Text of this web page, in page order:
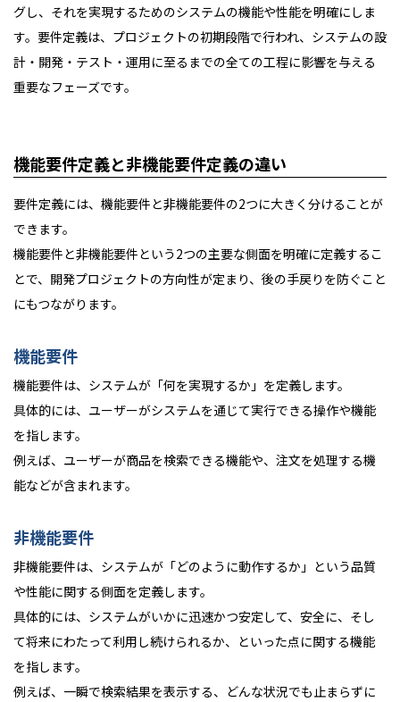
グし、それを実現するためのシステムの機能や性能を明確にしま
す。要件定義は、プロジェクトの初期段階で行われ、システムの設
計・開発・テスト・運用に至るまでの全ての工程に影響を与える
重要なフェーズです。
機能要件定義と非機能要件定義の違い
要件定義には、機能要件と非機能要件の2つに大きく分けることが
できます。
機能要件と非機能要件という2つの主要な側面を明確に定義するこ
とで、開発プロジェクトの方向性が定まり、後の手戻りを防ぐこと
にもつながります。
機能要件
機能要件は、システムが「何を実現するか」を定義します。
具体的には、ユーザーがシステムを通じて実行できる操作や機能
を指します。
例えば、ユーザーが商品を検索できる機能や、注文を処理する機
能などが含まれます。
非機能要件
非機能要件は、システムが「どのように動作するか」という品質
や性能に関する側面を定義します。
具体的には、システムがいかに迅速かつ安定して、安全に、そし
て将来にわたって利用し続けられるか、といった点に関する機能
を指します。
例えば、一瞬で検索結果を表示する、どんな状況でも止まらずに